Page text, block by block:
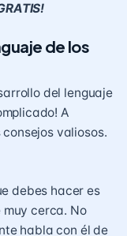
de los
del lenguaje
A
valiosos.
debes hacer es
cerca. No
habla con él de